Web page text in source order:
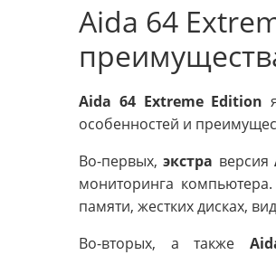
Aida 64
Aida 64 Extreme Edition
особенностей и
Во-первых,экстра версия
мониторинга
памяти, жестких дисках,
Во-вторых, а также